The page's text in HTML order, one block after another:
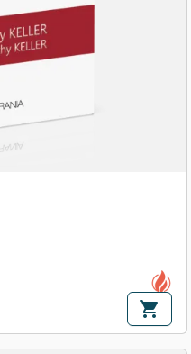
shopping_cart